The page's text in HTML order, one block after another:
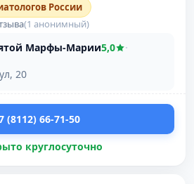
России
(1 анонимный)
Марфы-Марии5,0
·
20
(8112) 66-71-50
круглосуточно